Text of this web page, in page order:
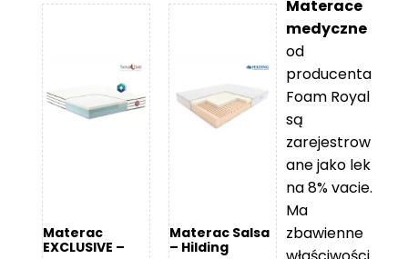
Materac
EXCLUSIVE –
Materac Salsa
– Hilding
Materace
medyczne
od
producenta
Foam Royal
są
zarejestrow
ane jako lek
na 8% vacie.
Ma
zbawienne